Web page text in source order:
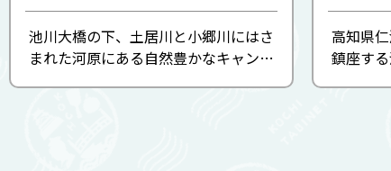
池川大橋の下、土居川と小郷川にはさ
まれた河原にある自然豊かなキャンプ
高知県
鎮座す